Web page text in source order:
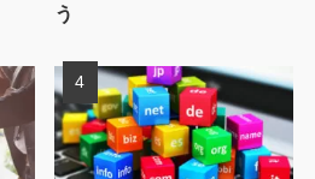
う